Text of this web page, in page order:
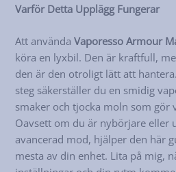
Varför Detta Upplägg Fungerar
Att användaVaporesso Armour
köra en lyxbil. Den är kraftfull,
den är den otroligt lätt att
steg säkerställer du en smidig
smaker och tjocka moln som gör
Oavsett om du är nybörjare eller
avancerad mod, hjälper den här
mesta av din enhet. Lita på mig,